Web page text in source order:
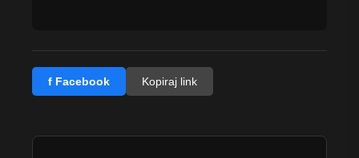
f Facebook Kopiraj link